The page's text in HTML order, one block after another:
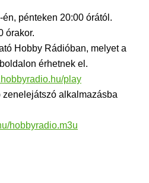
pénteken 20:00 órától.
órakor.
Hobby Rádióban, melyet a
érhetnek el.
play
alkalmazásba
hobbyradio.m3u